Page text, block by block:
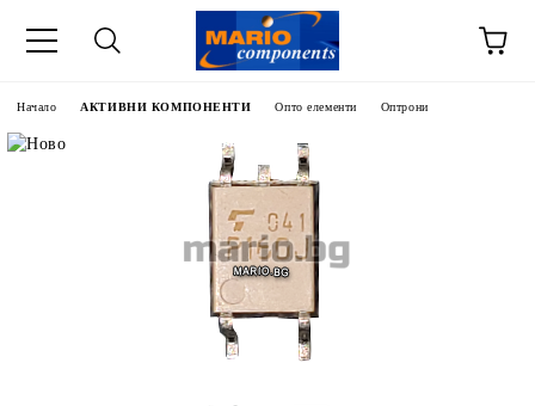
Начало АКТИВНИ КОМПОНЕНТИ Опто елементи Оптрони